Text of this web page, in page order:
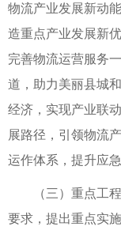
物流产业发展新动
造重点产业发展新
完善物流运营服务
道，助力美丽县城
经济，实现产业联
展路径，引领物流
运作体系，提升应
（三）重点工程
要求，提出重点实